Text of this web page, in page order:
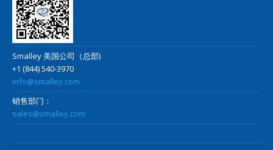
Smalley 美国公司（总部)
+1 (844) 540-3970
info@smalley.com
销售部门：
sales@smalley.com